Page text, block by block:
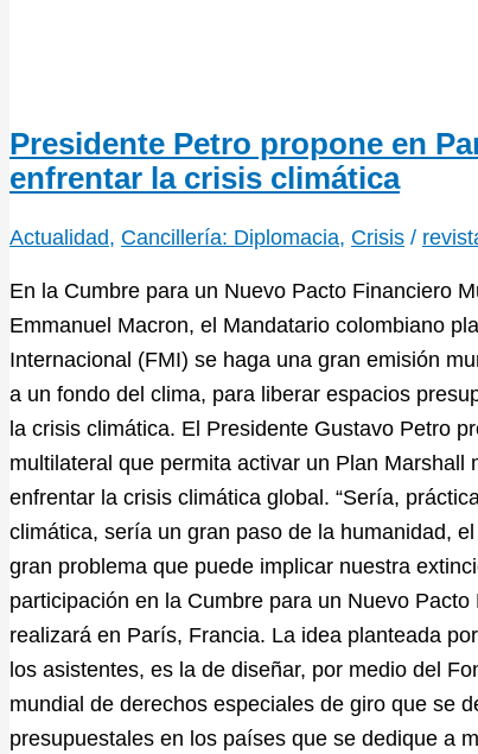
Presidente Petro propone en
enfrentar la crisis climática
Actualidad, Cancillería: Diplomacia, Crisis /
En la Cumbre para un Nuevo Pacto Financiero
Emmanuel Macron, el Mandatario colombiano
Internacional (FMI) se haga una gran emisión
a un fondo del clima, para liberar espacios
la crisis climática. El Presidente Gustavo Petro
multilateral que permita activar un Plan
enfrentar la crisis climática global. “Sería,
climática, sería un gran paso de la humanidad,
gran problema que puede implicar nuestra
participación en la Cumbre para un Nuevo
realizará en París, Francia. La idea planteada
los asistentes, es la de diseñar, por medio del
mundial de derechos especiales de giro que se
presupuestales en los países que se dedique a